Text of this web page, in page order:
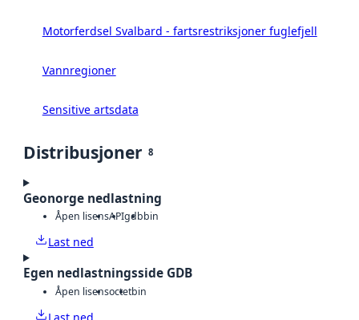
Motorferdsel Svalbard - fartsrestriksjoner fuglefjell
Vannregioner
Sensitive artsdata
Distribusjoner 8
Geonorge nedlastning
Åpen lisensAPIgdbbin
Last ned
Egen nedlastningsside GDB
Åpen lisensoctetbin